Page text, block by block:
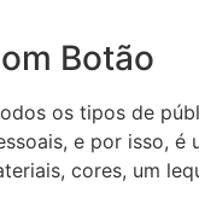
Botão
os tipos de
e por isso,
cores, um